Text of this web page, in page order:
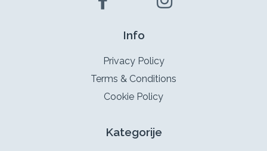
Info
Privacy Policy
Terms & Conditions
Cookie Policy
Kategorije